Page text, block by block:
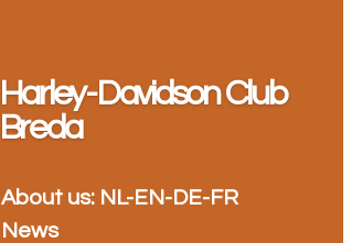
Harley-Davidson Club
Breda
About us: NL-EN-DE-FR
News